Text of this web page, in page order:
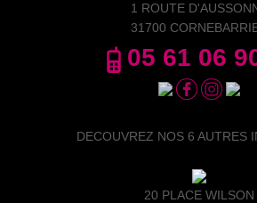
1 ROUTE
31700
05 61 06
DECOUVREZ NOS 6 AUTRES
20 PLACE WILSON